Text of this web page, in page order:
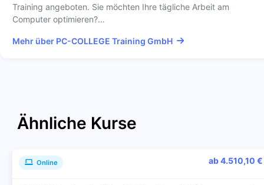
Training angeboten. Sie möchten Ihre tägliche Arbeit am
Computer optimieren?…
Mehr über PC-COLLEGE Training GmbH
Ähnliche Kurse
Online ab 4.510,10 €